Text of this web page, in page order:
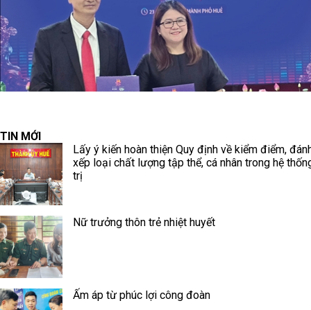
TIN MỚI
Lấy ý kiến hoàn thiện Quy định về kiểm điểm,
xếp loại chất lượng tập thể, cá nhân trong hệ
trị
Nữ trưởng thôn trẻ nhiệt huyết
Ấm áp từ phúc lợi công đoàn